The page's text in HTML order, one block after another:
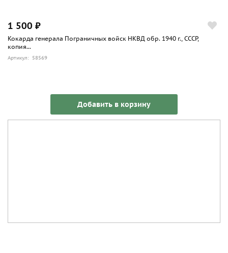
1 500 ₽
Кокарда генерала Пограничных войск НКВД обр. 1940 г., СССР,
копия...
Артикул: 58569
Добавить в корзину